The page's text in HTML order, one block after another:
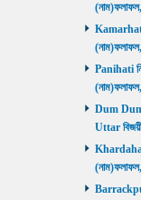
Kamarhati
Panihati
Dum Dum
Uttar
Khardaha
Barrackpur